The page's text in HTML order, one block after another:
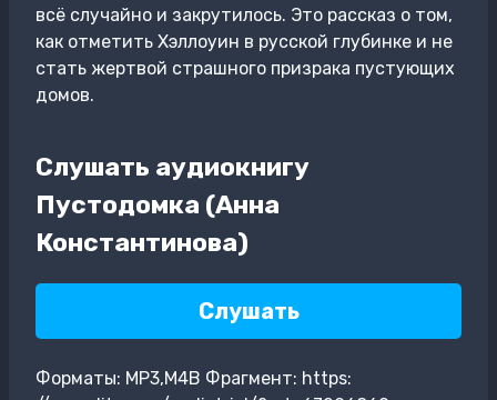
всё случайно и закрутилось. Это рассказ о том,
как отметить Хэллоуин в русской глубинке и не
стать жертвой страшного призрака пустующих
домов.
Слушать аудиокнигу
Пустодомка (Анна
Константинова)
Слушать
Форматы: MP3,M4B Фрагмент: https: